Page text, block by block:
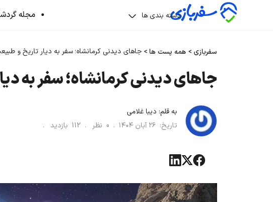
دسته بندی ها مجله
سفربازی> همه پست ها> جاهای دیدنی کرمانشاه؛ سفر به دیار تاریخ و
جاهای دیدنی کرمانشاه؛ سفر به
به قلم: دیبا غلامی
تاریخ: ۲۶ آبان ۱۴۰۴ .
0 نظر . 112 بازدید .